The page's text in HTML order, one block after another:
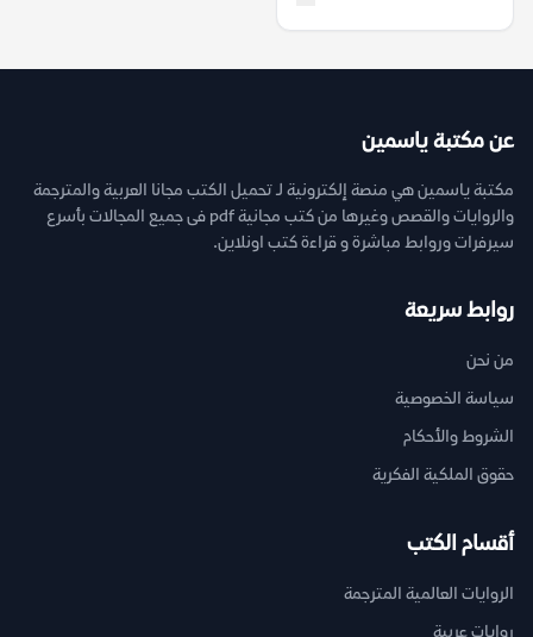
عن مكتبة ياسمين
مكتبة ياسمين هي منصة إلكترونية لـ تحميل الكتب مجانا العربية والمترجمة
والروايات والقصص وغيرها من كتب مجانية pdf فى جميع المجالات بأسرع
سيرفرات وروابط مباشرة و قراءة كتب اونلاين.
روابط سريعة
من نحن
سياسة الخصوصية
الشروط والأحكام
حقوق الملكية الفكرية
أقسام الكتب
الروايات العالمية المترجمة
روايات عربية